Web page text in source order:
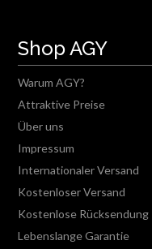
Shop AGY
Warum AGY?
Attraktive Preise
Über uns
Impressum
Internationaler Versand
Kostenloser Versand
Kostenlose Rücksendung
Lebenslange Garantie